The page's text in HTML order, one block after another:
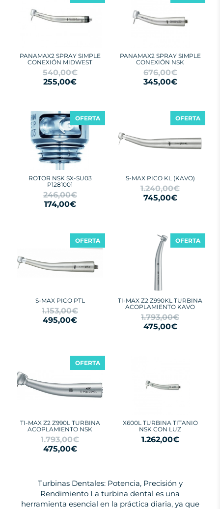
PANAMAX2 SPRAY SIMPLE
CONEXIÓN MIDWEST
540,00€
255,00€
PANAMAX2 SPRAY SIMPLE
CONEXIÓN NSK
676,00€
345,00€
ROTOR NSK SX-SU03
P1281001
246,00€
174,00€
OFERTA
S-MAX PICO KL (KAVO)
1.240,00€
745,00€
OFERTA
S-MAX PICO PTL
1.153,00€
495,00€
OFERTA
TI-MAX Z2 Z990KL TURBINA
ACOPLAMIENTO KAVO
1.793,00€
475,00€
OFERTA
TI-MAX Z2 Z990L TURBINA
ACOPLAMIENTO NSK
1.793,00€
475,00€
OFERTA
X600L TURBINA TITANIO
NSK CON LUZ
1.262,00€
Turbinas Dentales: Potencia, Precisión y
Rendimiento La turbina dental es una
herramienta esencial en la práctica diaria, ya que